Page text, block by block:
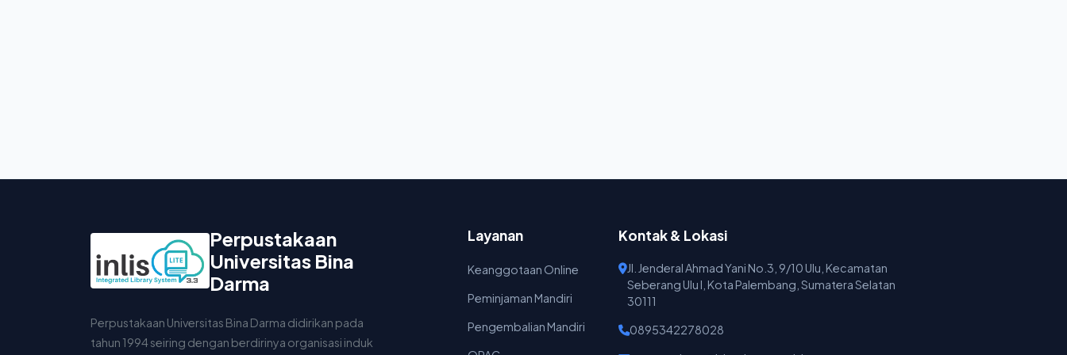
Perpustakaan
Universitas Bina
Darma
Perpustakaan Universitas Bina Darma didirikan pada
tahun 1994 seiring dengan berdirinya organisasi induk
Layanan
Keanggotaan Online
Peminjaman Mandiri
Pengembalian Mandiri
Kontak & Lokasi
Jl. Jenderal Ahmad Yani No.3, 9/10 Ulu, Kecamatan
Seberang Ulu I, Kota Palembang, Sumatera Selatan
30111
0895342278028